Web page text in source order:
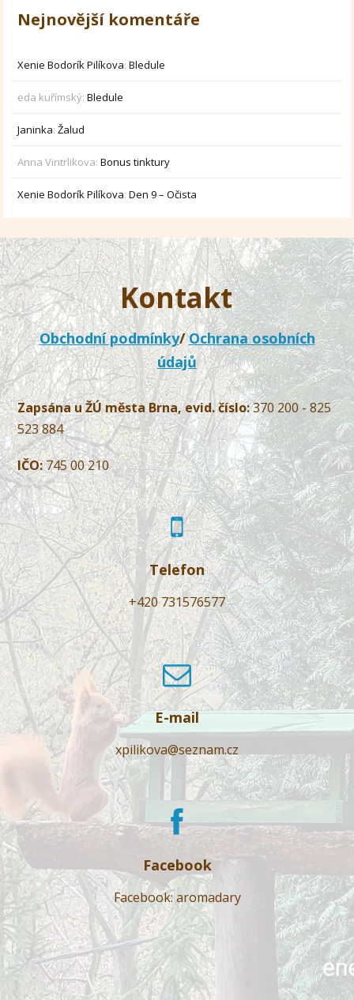
Nejnovější komentáře
Xenie Bodorík Pilíkova:Bledule
eda kuřímský:Bledule
Janinka:Žalud
Anna Vintrlikova:Bonus tinktury
Xenie Bodorík Pilíkova:Den 9 – Očista
Kontakt
Obchodní podmínky/Ochrana osobních
údajů
Zapsána u ŽÚ města Brna, evid. číslo:370 200 - 825
523 884
IČO:745 00 210
Telefon
+420 731576577
E-mail
xpilikova@seznam.cz
Facebook
Facebook: aromadary